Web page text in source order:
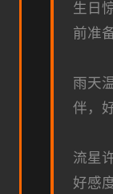
生日
前准
雨天
伴，
流星
好感